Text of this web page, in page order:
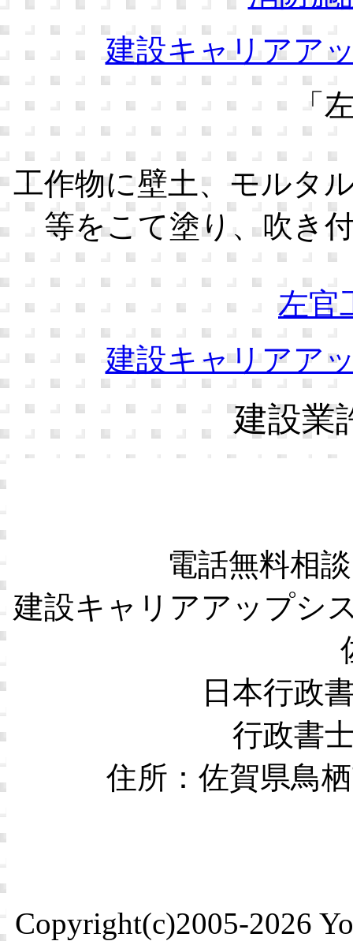
建設キャリアア
「
工作物に壁土、モルタ
等をこて塗り、吹き
左官
建設キャリアア
建設業
電話無料相
建設キャリアアップシ
日本行政
行政書
住所：佐賀県鳥
Copyright(c)2005-2026